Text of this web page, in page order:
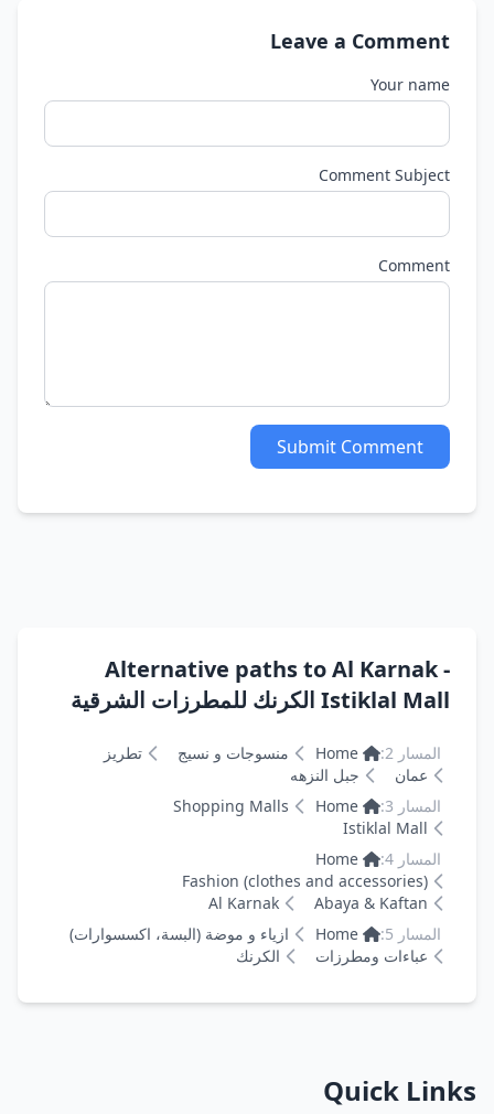
Leave a Comment
Your name
Comment Subject
Comment
Submit Comment
Alternative paths to Al Karnak -
Istiklal Mall الكرنك للمطرزات الشرقية
المسار 2: Home منسوجات و نسيج
تطريز
عمان
جبل النزهه
المسار 3:
Home
Shopping Malls
Istiklal Mall
المسار 4:
Home
Fashion (clothes and accessories)
Abaya & Kaftan
Al Karnak
المسار 5:
Home
ازياء و موضة (البسة، اكسسوارات)
عباءات ومطرزات
الكرنك
Quick Links